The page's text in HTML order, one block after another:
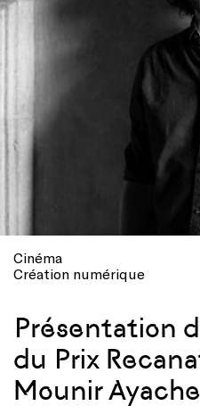
Cinéma
Création numérique
Présentation
du Prix
Mounir Ayache